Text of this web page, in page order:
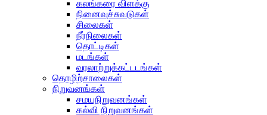
கலங்கரை விளக்கு
நினைவுச்சுவடுகள்
சிலைகள்
நீர்நிலைகள்
தொட்டிகள்
மடங்கள்
வரலாற்றுக்கட்டடங்கள்
தொழிற்சாலைகள்
நிறுவனங்கள்
சமயநிறுவனங்கள்
கல்வி நிறுவனங்கள்